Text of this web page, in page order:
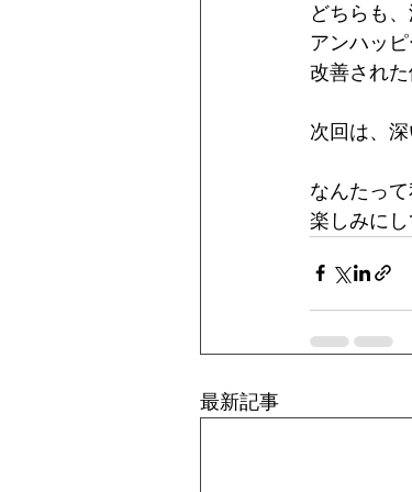
どちらも
アンハッ
改善された
次回は、
なんたっ
楽しみにし
最新記事